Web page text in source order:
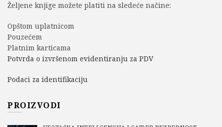
Željene knjige možete platiti na sledeće načine:
Opštom uplatnicom
Pouzećem
Platnim karticama
Potvrda o izvršenom evidentiranju za PDV
Podaci za identifikaciju
PROIZVODI